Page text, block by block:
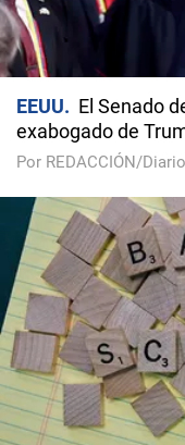
EEUU
El Senado
exabogado de
Por REDACCIÓN/